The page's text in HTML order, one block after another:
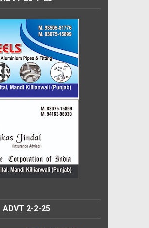
ADVT 2-2-25